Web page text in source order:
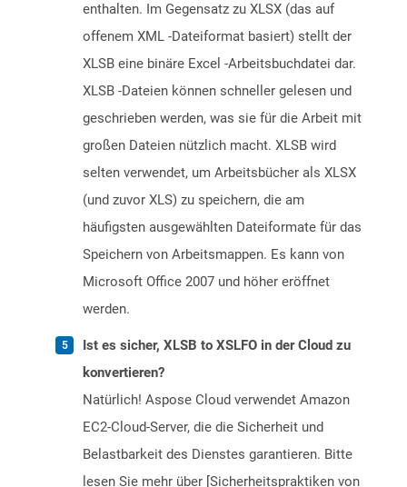
enthalten. Im Gegensatz zu XLSX (das auf
offenem XML -Dateiformat basiert) stellt der
XLSB eine binäre Excel -Arbeitsbuchdatei dar.
XLSB -Dateien können schneller gelesen und
geschrieben werden, was sie für die Arbeit mit
großen Dateien nützlich macht. XLSB wird
selten verwendet, um Arbeitsbücher als XLSX
(und zuvor XLS) zu speichern, die am
häufigsten ausgewählten Dateiformate für das
Speichern von Arbeitsmappen. Es kann von
Microsoft Office 2007 und höher eröffnet
werden.
Ist es sicher, XLSB to XSLFO in der Cloud zu
konvertieren?
Natürlich! Aspose Cloud verwendet Amazon
EC2-Cloud-Server, die die Sicherheit und
Belastbarkeit des Dienstes garantieren. Bitte
lesen Sie mehr über [Sicherheitspraktiken von